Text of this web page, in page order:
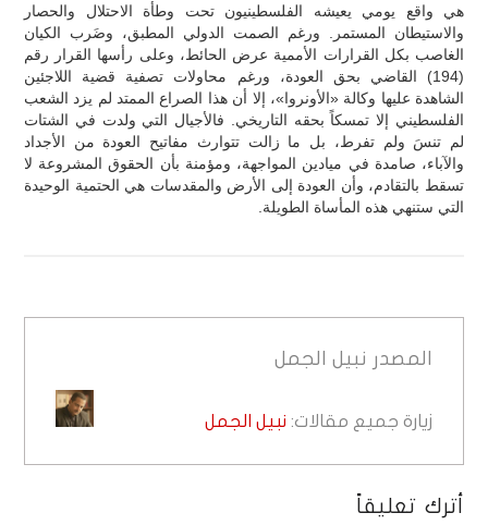
هي واقع يومي يعيشه الفلسطينيون تحت وطأة الاحتلال والحصار
والاستيطان المستمر. ورغم الصمت الدولي المطبق، وضَرب الكيان
الغاصب بكل القرارات الأممية عرض الحائط، وعلى رأسها القرار رقم
(194) القاضي بحق العودة، ورغم محاولات تصفية قضية اللاجئين
الشاهدة عليها وكالة «الأونروا»، إلا أن هذا الصراع الممتد لم يزد الشعب
الفلسطيني إلا تمسكاً بحقه التاريخي. فالأجيال التي ولدت في الشتات
لم تنسَ ولم تفرط، بل ما زالت تتوارث مفاتيح العودة من الأجداد
والآباء، صامدة في ميادين المواجهة، ومؤمنة بأن الحقوق المشروعة لا
تسقط بالتقادم، وأن العودة إلى الأرض والمقدسات هي الحتمية الوحيدة
التي ستنهي هذه المأساة الطويلة.
المصدر نبيل الجمل
زيارة جميع مقالات: نبيل الجمل
أترك تعليقاً